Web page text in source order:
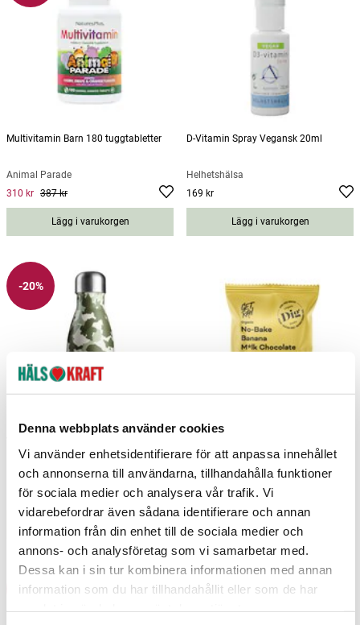
Denna webbplats använder cookies
Vi använder enhetsidentifierare för att anpassa innehållet
och annonserna till användarna, tillhandahålla funktioner
för sociala medier och analysera vår trafik. Vi
vidarebefordrar även sådana identifierare och annan
information från din enhet till de sociala medier och
annons- och analysföretag som vi samarbetar med.
Dessa kan i sin tur kombinera informationen med annan
information som du har tillhandahållit eller som de har
Multivitamin Barn 180 tuggtabletter
Animal Parade
Current price Previous price: 387 kr
310 kr 387 kr
Lägg i varukorgen
D-Vitamin Spray Vegansk 20ml
Helhetshälsa
Pris:
169 kr
Lägg i varukorgen
-20%
Burde
Current price :167 kr Previous price: 209 kr
167 kr 209 kr
Lägg i varukorgen
Chocolate Crumble 35g
Dig
Pris:27 kr
27 kr
Lägg i varukorgen
-20% -20%